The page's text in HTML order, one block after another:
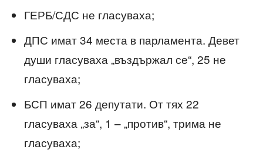
ГЕРБ/СДС не гласуваха;
ДПС имат 34 места в парламента. Девет
души гласуваха „въздържал се“, 25 не
гласуваха;
БСП имат 26 депутати. От тях 22
гласуваха „за“, 1 – „против“, трима не
гласуваха;